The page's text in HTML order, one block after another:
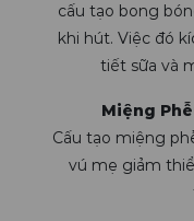
cấu tạo bong
khi hút. Việc đó
tiết sữa và
Miệng
Cấu tạo miệng
vú mẹ giảm